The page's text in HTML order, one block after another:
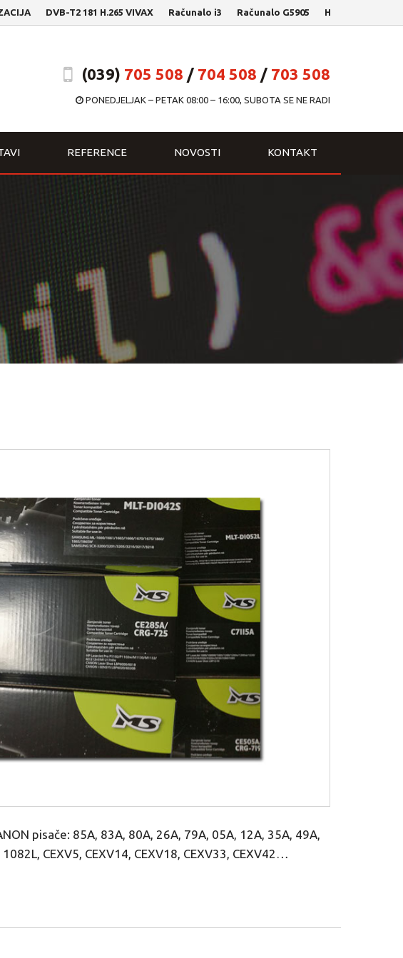
DVB-T2 181 H.265 VIVAX Računalo i3 Računalo G5905 HP Laptop 15-
(039) 705 508 / 704 508 / 703 508
PONEDJELJAK – PETAK 08:00 – 16:00, SUBOTA SE NE RADI
REFERENCE NOVOSTI KONTAKT
pisače: 85A, 83A, 80A, 26A, 79A, 05A, 12A, 35A, 49A,
CEXV5, CEXV14, CEXV18, CEXV33, CEXV42…